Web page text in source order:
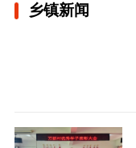
乡镇新闻